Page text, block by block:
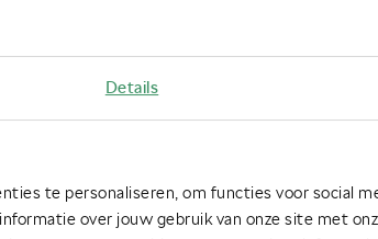
Details
te personaliseren, om functies voor social
over jouw gebruik van onze site met
Oops!
try refreshing the app